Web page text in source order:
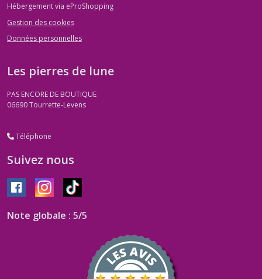
Hébergement via eProShopping
Gestion des cookies
Données personnelles
Les pierres de lune
PAS ENCORE DE BOUTIQUE
06690Tourrette-Levens
Téléphone
Suivez nous
Note globale : 5/5